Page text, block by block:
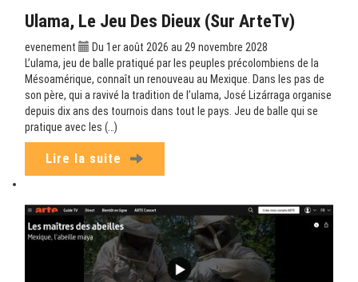
Ulama, Le Jeu Des Dieux (sur ArteTv)
evenement
Du 1er août 2026 au 29 novembre 2028
L’ulama, jeu de balle pratiqué par les peuples précolombiens de la
Mésoamérique, connaît un renouveau au Mexique. Dans les pas de
son père, qui a ravivé la tradition de l’ulama, José Lizárraga organise
depuis dix ans des tournois dans tout le pays. Jeu de balle qui se
pratique avec les (…)
Lire la suite